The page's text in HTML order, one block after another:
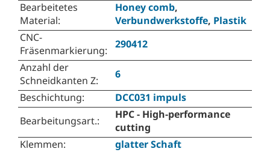
Bearbeitetes
Material:
Honey comb,
Verbundwerkstoffe, Plastik
CNC-
Fräsenmarkierung:
290412
Anzahl der
Schneidkanten Z:
6
Beschichtung:
DCC031 impuls
Bearbeitungsart.:
HPC - High-performance
cutting
Klemmen:
glatter Schaft